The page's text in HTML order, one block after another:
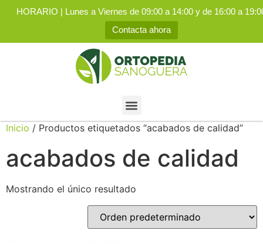
HORARIO | Lunes a Viernes de 09:00 a 14:00 y de 16:00 a
Contacta ahora
Inicio / Productos etiquetados “acabados de calidad”
acabados de calidad
Mostrando el único resultado